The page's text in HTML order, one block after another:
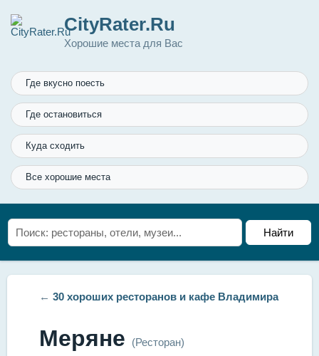
CityRater.Ru
Хорошие места для Вас
Где вкусно поесть
Где остановиться
Куда сходить
Все хорошие места
← 30 хороших ресторанов и кафе Владимира
Меряне (Ресторан)